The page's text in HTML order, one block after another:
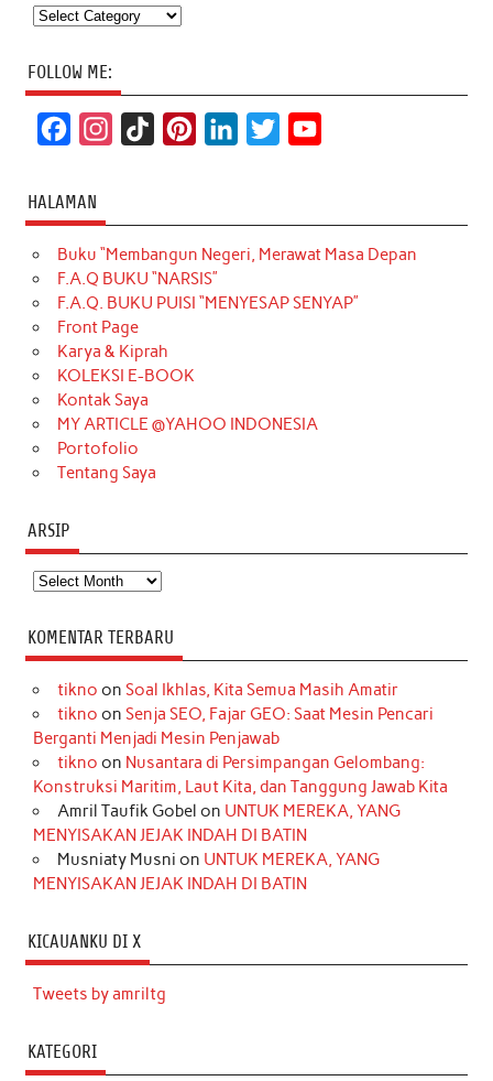
Categories
FOLLOW ME:
c
e
b
o
o
k
t
a
g
r
a
m
T
o
k
t
e
r
k
e
d
t
t
e
T
u
b
HALAMAN
Buku “Membangun Negeri, Merawat Masa Depan
F.A.Q BUKU “NARSIS”
F.A.Q. BUKU PUISI “MENYESAP SENYAP”
Front Page
Karya & Kiprah
KOLEKSI E-BOOK
Kontak Saya
MY ARTICLE @YAHOO INDONESIA
Portofolio
Tentang Saya
ARSIP
Arsip
KOMENTAR TERBARU
tikno on Soal Ikhlas, Kita Semua Masih Amatir
tikno on Senja SEO, Fajar GEO: Saat Mesin Pencari
Berganti Menjadi Mesin Penjawab
tikno on Nusantara di Persimpangan Gelombang:
Konstruksi Maritim, Laut Kita, dan Tanggung Jawab Kita
Amril Taufik Gobel on UNTUK MEREKA, YANG
MENYISAKAN JEJAK INDAH DI BATIN
Musniaty Musni on UNTUK MEREKA, YANG
MENYISAKAN JEJAK INDAH DI BATIN
KICAUANKU DI X
Tweets by amriltg
KATEGORI